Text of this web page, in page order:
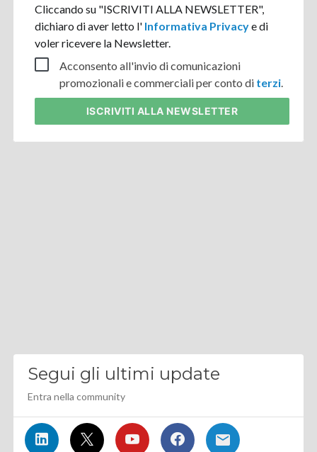
Cliccando su "ISCRIVITI ALLA NEWSLETTER",
dichiaro di aver letto l' Informativa Privacye di
voler ricevere la Newsletter.
Acconsento all'invio di comunicazioni
promozionali e commerciali per conto di terzi.
ISCRIVITI ALLA NEWSLETTER
Segui gli ultimi update
Entra nella community